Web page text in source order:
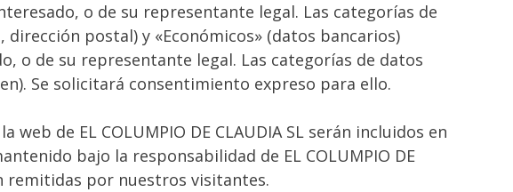
o de su representante legal. Las categorías de
postal) y «Económicos» (datos bancarios)
o de su representante legal. Las categorías de datos
Se solicitará consentimiento expreso para ello.
de EL COLUMPIO DE CLAUDIA SL serán incluidos en
bajo la responsabilidad de EL COLUMPIO DE
remitidas por nuestros visitantes.